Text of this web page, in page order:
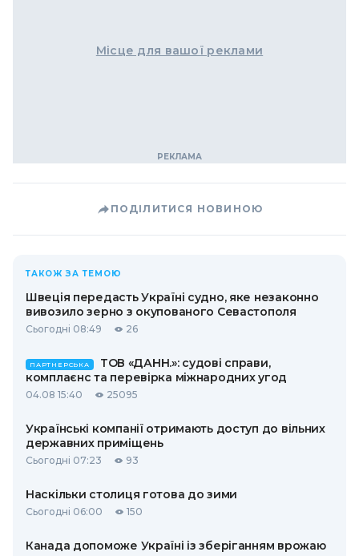
Місце для вашої реклами
ПОДІЛИТИСЯ НОВИНОЮ
ТАКОЖ ЗА ТЕМОЮ
Швеція передасть Україні судно, яке незаконно
вивозило зерно з окупованого Севастополя
Сьогодні 08:49 26
ПАРТНЕРСЬКА
ТОВ «ДАНН.»: судові справи,
комплаєнс та перевірка міжнародних угод
04.08 15:40 25095
Українські компанії отримають доступ до вільних
державних приміщень
Сьогодні 07:23 93
Наскільки столиця готова до зими
Сьогодні 06:00 150
Канада допоможе Україні із зберіганням врожаю